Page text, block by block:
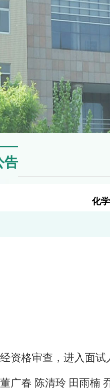
告
化
经资格审查，进入面试
董广春 陈清玲 田雨楠